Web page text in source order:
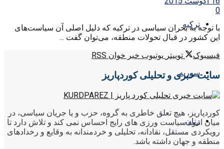
ترکیه
سوریه
زنان
0
با توجه به بحران سیاسی در ترکیه که دلیل اصلی آن سیاست‌های
این کشور در قبال تحولات منطقه، می‌توان گفت ...
فیسبوک
توییتر یوتیوب خبر خوان RSS
سایت خبری و تحلیلی کوردپاریز
کوردپاریز، هیچ تعلق خاطری به گروه، حزب و یا جریان سیاسی، در
میان انبوه سیاست ورزی های رایج احساس نمی کند و تلاش دارد تا
رویکردی مستقل، نقادانه، تحلیلی و خردمندانه به وقایع و رخدادهای
منطقه و جهان داشته باشد.